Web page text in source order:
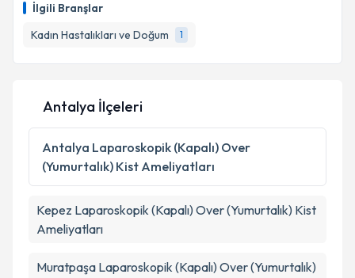
İlgili Branşlar
Kadın Hastalıkları ve Doğum
1
E-posta Adresiniz
Kişisel verilerimin işlenmesine ilişkin
Metni'ni okudum ve kişisel verilerimin belirtilen
kapsamda işlenmesini kabul ediyorum.
Takvim Talebini Gönder
Antalya İlçeleri
Antalya Laparoskopik (Kapalı) Over
(Yumurtalık) Kist Ameliyatları
Kepez Laparoskopik (Kapalı) Over (Yumurtalık) Kist
Ameliyatları
Muratpaşa Laparoskopik (Kapalı) Over (Yumurtalık)